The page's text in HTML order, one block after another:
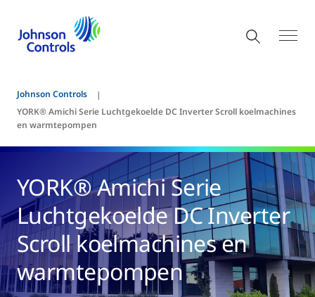
Johnson Controls
YORK® Amichi Serie Luchtgekoelde DC Inverter Scroll koelmachines
en warmtepompen
YORK® Amichi Serie
Luchtgekoelde DC Inverter
Scroll koelmachines en
warmtepompen